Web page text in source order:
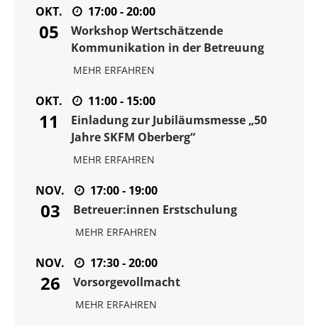
OKT.
05
17:00 - 20:00
Workshop Wertschätzende
Kommunikation in der Betreuung
MEHR ERFAHREN
OKT.
11
11:00 - 15:00
Einladung zur Jubiläumsmesse „50
Jahre SKFM Oberberg“
MEHR ERFAHREN
NOV.
03
17:00 - 19:00
Betreuer:innen Erstschulung
MEHR ERFAHREN
NOV.
26
17:30 - 20:00
Vorsorgevollmacht
MEHR ERFAHREN